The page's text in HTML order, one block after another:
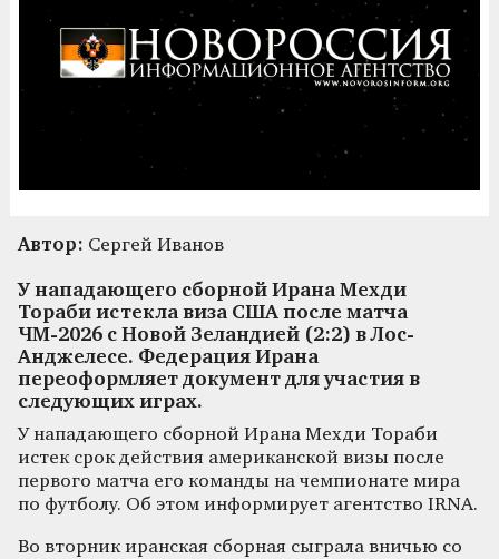
Автор: Сергей Иванов
У нападающего сборной Ирана Мехди
Тораби истекла виза США после матча
ЧМ-2026 с Новой Зеландией (2:2) в Лос-
Анджелесе. Федерация Ирана
переоформляет документ для участия в
следующих играх.
У нападающего сборной Ирана Мехди Тораби
истек срок действия американской визы после
первого матча его команды на чемпионате мира
по футболу. Об этом информирует агентство IRNA.
Во вторник иранская сборная сыграла вничью со